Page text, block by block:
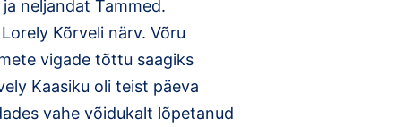
neljandat Tammed.
Kõrveli närv. Võru
vigade tõttu saagiks
Kaasiku oli teist päeva
vahe võidukalt lõpetanud